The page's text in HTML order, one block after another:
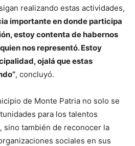
realizando estas actividades,
importante en donde participa
estoy contenta de habernos
nos representó. Estoy
ojalá que estas
, concluyó.
de Monte Patria no solo se
para los talentos
sino también de reconocer la
sociales en sus